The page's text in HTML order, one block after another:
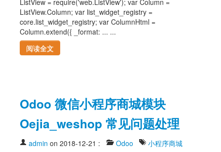
ListView.Column; var list_widget_registry =
core.list_widget_registry; var ColumnHtml =
Column.extend({ _format: ... ...
阅读全文
Odoo 微信小程序商城模块
Oejia_weshop 常见问题处理
admin on 2018-12-21 : Odoo
小程序商城